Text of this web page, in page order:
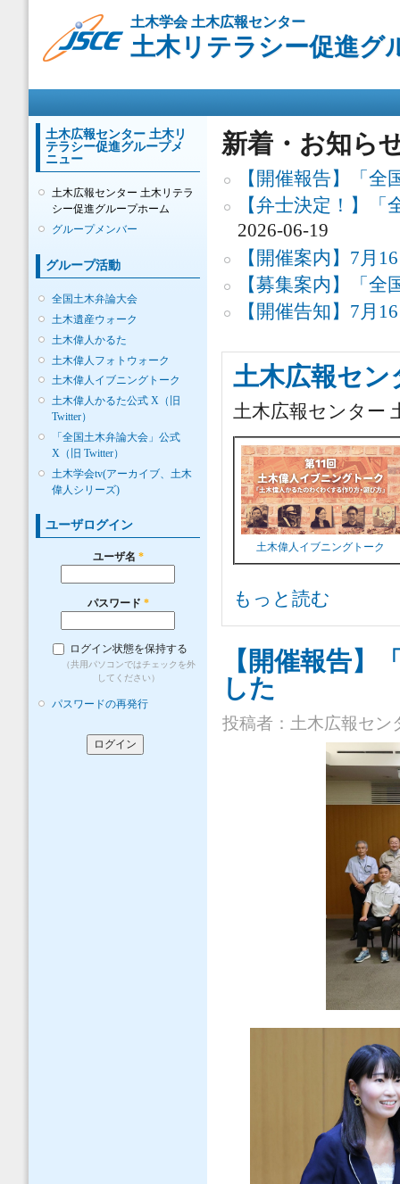
ン
に
動
土木学会 土木広報センター
土木リテラシー促進グ
土木広報センター 土木リ
テラシー促進グループメ
ニュー
土木広報センター 土木リテラ
シー促進グループホーム
グループメンバー
グループ活動
全国土木弁論大会
土木遺産ウォーク
土木偉人かるた
土木偉人フォトウォーク
土木偉人イブニングトーク
土木偉人かるた公式 X（旧
Twitter）
「全国土木弁論大会」公式
X（旧 Twitter）
土木学会tv(アーカイブ、土木
偉人シリーズ)
ユーザログイン
ユーザ名 *
パスワード *
ログイン状態を保持する
（共用パソコンではチェックを外
してください）
パスワードの再発行
新着・お知ら
【開催報告】「
【弁士決定！】
2026-06-19
【開催案内】7月
【募集案内】「全
【開催告知】7月
土木広報セン
土木広報センター
土木偉人イブニングトーク
土木広報センター 土木リテラシ
もっと読む
【開催報告】
した
投稿者： 土木広報セン